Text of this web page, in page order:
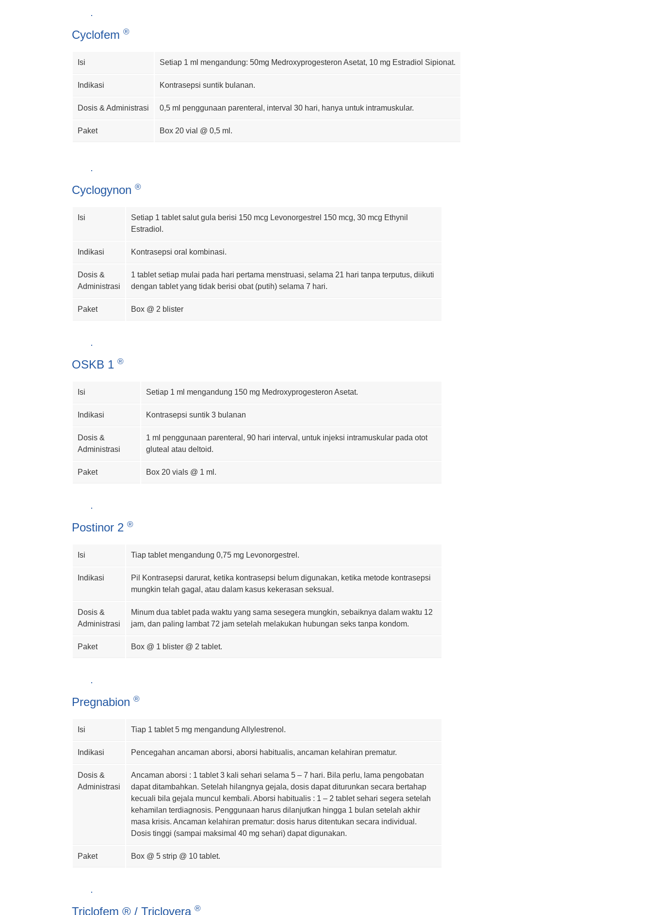
Cyclofem
Isi Setiap 1 ml mengandung: 50mg Medroxyprogesteron Asetat, 10 mg Estradiol Sipionat.
Indikasi Kontrasepsi suntik bulanan.
Dosis & Administrasi 0,5 ml penggunaan parenteral, interval 30 hari, hanya untuk intramuskular.
Paket Box 20 vial @ 0,5 ml.
Cyclogynon
Isi
Setiap 1 tablet salut gula berisi 150 mcg Levonorgestrel 150 mcg, 30 mcg Ethynil
Estradiol.
Indikasi Kontrasepsi oral kombinasi.
Dosis &
Administrasi
1 tablet setiap mulai pada hari pertama menstruasi, selama 21 hari tanpa terputus, diikuti
dengan tablet yang tidak berisi obat (putih) selama 7 hari.
Paket Box @ 2 blister
OSKB 1
Isi Setiap 1 ml mengandung 150 mg Medroxyprogesteron Asetat.
Indikasi Kontrasepsi suntik 3 bulanan
Dosis &
Administrasi
1 ml penggunaan parenteral, 90 hari interval, untuk injeksi intramuskular pada otot
gluteal atau deltoid.
Paket Box 20 vials @ 1 ml.
Postinor 2
Isi Tiap tablet mengandung 0,75 mg Levonorgestrel.
Indikasi
Pil Kontrasepsi darurat, ketika kontrasepsi belum digunakan, ketika metode kontrasepsi
mungkin telah gagal, atau dalam kasus kekerasan seksual.
Dosis &
Administrasi
Minum dua tablet pada waktu yang sama sesegera mungkin, sebaiknya dalam waktu 12
jam, dan paling lambat 72 jam setelah melakukan hubungan seks tanpa kondom.
Paket Box @ 1 blister @ 2 tablet.
Pregnabion
Isi Tiap 1 tablet 5 mg mengandung Allylestrenol.
Indikasi Pencegahan ancaman aborsi, aborsi habitualis, ancaman kelahiran prematur.
Dosis &
Administrasi
Ancaman aborsi : 1 tablet 3 kali sehari selama 5 – 7 hari. Bila perlu, lama pengobatan
dapat ditambahkan. Setelah hilangnya gejala, dosis dapat diturunkan secara bertahap
kecuali bila gejala muncul kembali. Aborsi habitualis : 1 – 2 tablet sehari segera setelah
kehamilan terdiagnosis. Penggunaan harus dilanjutkan hingga 1 bulan setelah akhir
masa krisis. Ancaman kelahiran prematur: dosis harus ditentukan secara individual.
Dosis tinggi (sampai maksimal 40 mg sehari) dapat digunakan.
Paket Box @ 5 strip @ 10 tablet.
Triclofem ® / Triclovera